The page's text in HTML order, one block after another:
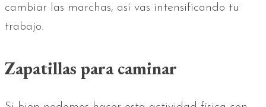
cambiar las marchas, así vas intensificando tu
trabajo.
Zapatillas para caminar